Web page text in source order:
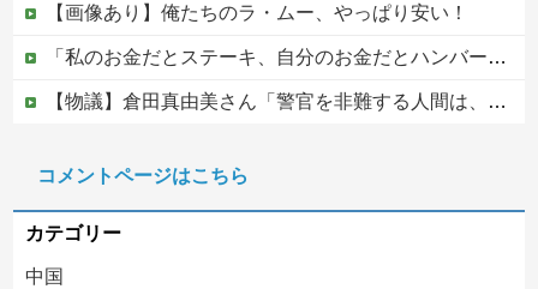
【画像あり】俺たちのラ・ムー、やっぱり安い！
「私のお金だとステーキ、自分のお金だとハンバーガー」友人の食費を3か月出し続けた私に限界が来た話
【物議】倉田真由美さん「警官を非難する人間は、一体誰の命を守りたいのか」
【移民政策反対】イオンの売り場で唐揚げを食う中国人の子供
コメントページはこちら
カテゴリー
中国